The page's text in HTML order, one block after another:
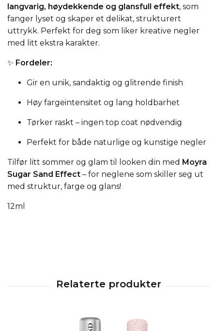
langvarig, høydekkende og glansfull effekt, som
fanger lyset og skaper et delikat, strukturert
uttrykk. Perfekt for deg som liker kreative negler
med litt ekstra karakter.
✨ Fordeler:
Gir en unik, sandaktig og glitrende finish
Høy fargeintensitet og lang holdbarhet
Tørker raskt – ingen top coat nødvendig
Perfekt for både naturlige og kunstige negler
Tilfør litt sommer og glam til looken din med Moyra
Sugar Sand Effect – for neglene som skiller seg ut
med struktur, farge og glans!
12ml